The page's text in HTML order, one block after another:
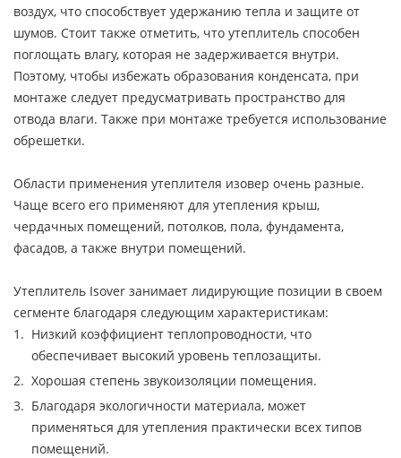
воздух, что способствует удержанию тепла и защите от
шумов. Стоит также отметить, что утеплитель способен
поглощать влагу, которая не задерживается внутри.
Поэтому, чтобы избежать образования конденсата, при
монтаже следует предусматривать пространство для
отвода влаги. Также при монтаже требуется использование
обрешетки.
Области применения утеплителя изовер очень разные.
Чаще всего его применяют для утепления крыш,
чердачных помещений, потолков, пола, фундамента,
фасадов, а также внутри помещений.
Утеплитель Isover занимает лидирующие позиции в своем
сегменте благодаря следующим характеристикам:
Низкий коэффициент теплопроводности, что
обеспечивает высокий уровень теплозащиты.
Хорошая степень звукоизоляции помещения.
Благодаря экологичности материала, может
применяться для утепления практически всех типов
помещений.